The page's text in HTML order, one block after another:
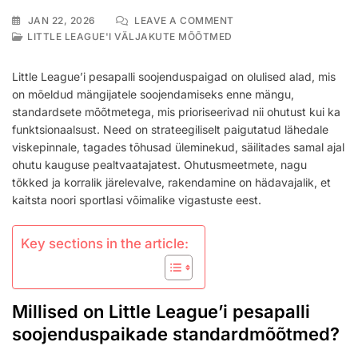
JAN 22, 2026 LEAVE A COMMENTON
BULLPENI
MÕÕTMED:
SUURUS,
ASUKOHT,
OHUTUS
LITTLE LEAGUE'I VÄLJAKUTE MÕÕTMED
Little League’i pesapalli soojenduspaigad on olulised alad, mis
on mõeldud mängijatele soojendamiseks enne mängu,
standardsete mõõtmetega, mis prioriseerivad nii ohutust kui ka
funktsionaalsust. Need on strateegiliselt paigutatud lähedale
viskepinnale, tagades tõhusad üleminekud, säilitades samal ajal
ohutu kauguse pealtvaatajatest. Ohutusmeetmete, nagu
tõkked ja korralik järelevalve, rakendamine on hädavajalik, et
kaitsta noori sportlasi võimalike vigastuste eest.
Key sections in the article:
Millised on Little League’i pesapalli
soojenduspaikade standardmõõtmed?